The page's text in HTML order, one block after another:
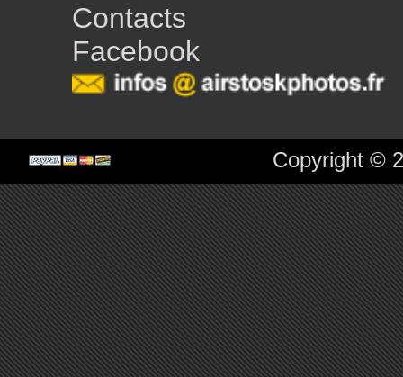
Contacts
Facebook
Copyright ©